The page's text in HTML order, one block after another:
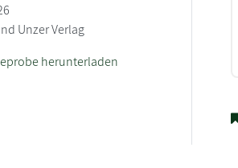
Unzer Verlag
herunterladen